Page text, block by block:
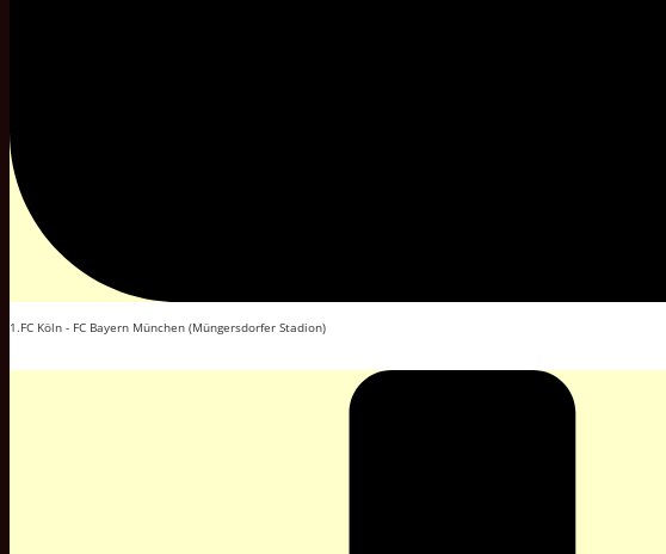
1.FC Köln - FC Bayern München (Müngersdorfer Stadion)